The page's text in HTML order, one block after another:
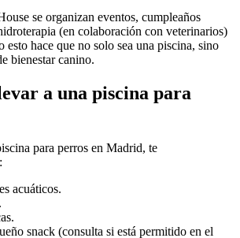
se organizan eventos, cumpleaños
(en colaboración con veterinarios)
esto hace que no solo sea una piscina, sino
bienestar canino.
a una piscina para
para perros en Madrid, te
acuáticos.
snack (consulta si está permitido en el